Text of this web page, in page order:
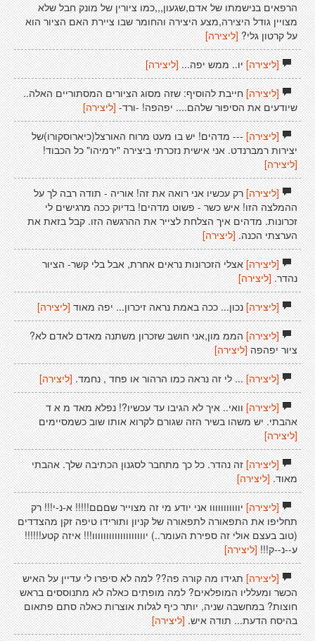
הרפאים בנישמתו של אדם,שגעון,,,כמו ציורין של מונק חבל שלא
מצויין גודל היצירה,מצע היצירה והחומר שבו ציירת האם הציור הוא
על קרטון גלי? [ליצירה]
[ליצירה]יו.. ממש יפה... [ליצירה]
[ליצירה]חייבת להוסיף: שזה מסוג הציורים המסתוריים האלה..
שיודעים את הסיפור שלהם.... יפהפה! -ורד- [ליצירה]
[ליצירה]--- מדהים! יש בו מעט מרוח האורצל(כיארוסקורו)של
יצירות רמברנדט. אני אישית נזכרתי ביצירה "ירמיהו" כל הכבוד!
[ליצירה]
[ליצירה]רק עכשיו אני רואה את זה! אוריה - תודה רבה לך על
ההמלצה הזו! איש כשר - פשוט מדהים! בדיוק ככה מרגישים לי
זכרונות. מדהים איך הצלחת לצייר את ההרגשה הזו. קבל בזאת את
הערצתי הכנה. [ליצירה]
[ליצירה]אצלי הזכרונות נראים אחרת, אבל בלי קשר- הציור
נהדר. [ליצירה]
[ליצירה]נכון... ככה באמת נראה זיכרון... יפה מאוד [ליצירה]
[ליצירה]הממ מון,אני חושב שזכרון משתנה מאדם לאדם לא?
ציור יפהפה [ליצירה]
[ליצירה]... לי זה נראה כמו הרהור או פחד , נחמד. [ליצירה]
[ליצירה]וואי.. איך לא הגיבו עד עכשיו?! נפלא מאד מ א ד
אהבתי. יש משהו בשיר הזה שגורם לקרוא אותו שוב כשמסיימים
[ליצירה]
[ליצירה]זה נהדר. כל כך מתחבר לסגנון הכתיבה שלך. אהבתי
מאוד. [ליצירה]
[ליצירה]יווווווווווו אני יודע מי זה מצוייר שםםם!!!!! א-נ-י!!! רק
תחליפו את התפאורה לתפאורה של קניון ותורידו טיפה זקן מהצדדים
(טוב בעצם אולי זה ספירת העומר..) יווווווווווווווווווו!!! איזה קטע!!!!!!
ע--נ--ק!!! [ליצירה]
[ליצירה]תגידו מה קורה פה?? למה לא סיפרו לי עדיין על האיש
הכשר ומעלליו המופלאים? למה מופתים כאלה לא מתנוססים בראש
חוצות? במחשבה שניה, יותר כיף לגלות אוצרות כאלה סתם פתאום
בהיסח הדעת... תודה איש. [ליצירה]